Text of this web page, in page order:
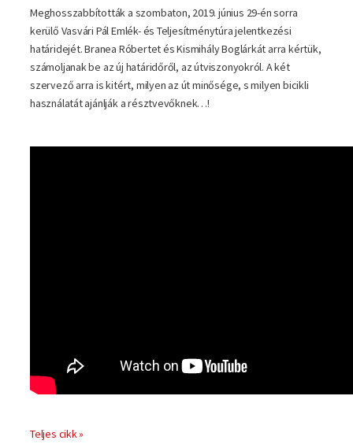
Meghosszabbították a szombaton, 2019. június 29-én sorra
kerülő Vasvári Pál Emlék- és Teljesítménytúra jelentkezési
határidejét. Branea Róbertet és Kismihály Boglárkát arra kértük,
számoljanak be az új határidőről, az útviszonyokról. A két
szervező arra is kitért, milyen az út minősége, s milyen bicikli
használatát ajánlják a résztvevőknek…!
Teljes cikk »